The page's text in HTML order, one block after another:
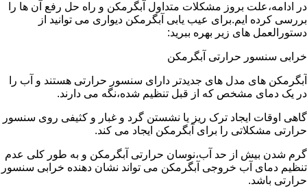
در ادامه،علت بروز مشکلات متداول آبگرمکن و راه حل رفع آن ها را
بررسی کرده ایم.برای عیب یابی آبگرمکن دیواری می توانید از
دستورالعمل های زیر بهره ببرید:
خرابی سنسور حرارتی آبگرمکن
آبگرمکن های مدل های جدیدتر دارای سنسور حرارتی هستند و آب را
در یک دمای مشخص که از قبل تنظیم شده،نگه می دارند.
گاهی اوقات ایجاد ترک ریز یا نشستن گرد و غبار و کثیفی روی سنسور
حرارتی مشکلاتی را برای آبگرمکن ایجاد می کند.
گرم شدن بیش از حد آب،نوسان حرارتی آبگرمکن و به طور کلی عدم
تنظیم دمای آب خروجی آبگرمکن می تواند نشان دهنده خرابی سنسور
حرارتی باشد.